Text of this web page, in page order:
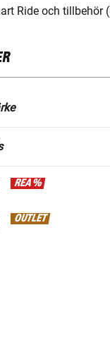
Ride och tillbehör
REA %
OUTLET